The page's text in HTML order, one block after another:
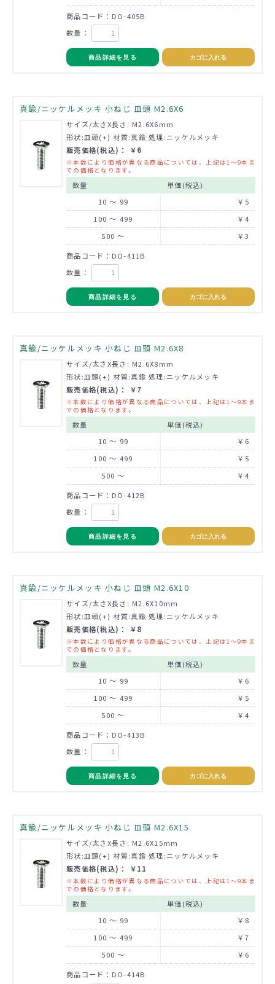
商品コード：DO-405B
数量：
商品詳細を見る カゴに入れる
真鍮/ニッケルメッキ 小ねじ 皿頭 M2.6X6
サイズ/太さX長さ: M2.6X6mm
形状:皿頭(+) 材質:真鍮 処理:ニッケルメッキ
販売価格(税込)： ￥6
※本数により価格が異なる商品については、上記は1～9本ま
での価格となります。
数量
単価(税込)
10 ～ 99
￥5
100 ～ 499
￥4
500 ～
￥3
商品コード：DO-411B
数量：
商品詳細を見る カゴに入れる
真鍮/ニッケルメッキ 小ねじ 皿頭 M2.6X8
サイズ/太さX長さ: M2.6X8mm
形状:皿頭(+) 材質:真鍮 処理:ニッケルメッキ
販売価格(税込)： ￥7
※本数により価格が異なる商品については、上記は1～9本ま
での価格となります。
数量
単価(税込)
10 ～ 99
￥6
100 ～ 499
￥5
500 ～
￥4
商品コード：DO-412B
数量：
商品詳細を見る カゴに入れる
真鍮/ニッケルメッキ 小ねじ 皿頭 M2.6X10
サイズ/太さX長さ: M2.6X10mm
形状:皿頭(+) 材質:真鍮 処理:ニッケルメッキ
販売価格(税込)： ￥8
※本数により価格が異なる商品については、上記は1～9本ま
での価格となります。
数量
単価(税込)
10 ～ 99
￥6
100 ～ 499
￥5
500 ～
￥4
商品コード：DO-413B
数量：
商品詳細を見る カゴに入れる
真鍮/ニッケルメッキ 小ねじ 皿頭 M2.6X15
サイズ/太さX長さ: M2.6X15mm
形状:皿頭(+) 材質:真鍮 処理:ニッケルメッキ
販売価格(税込)： ￥11
※本数により価格が異なる商品については、上記は1～9本ま
での価格となります。
数量
単価(税込)
10 ～ 99
￥8
100 ～ 499
￥7
500 ～
￥6
商品コード：DO-414B